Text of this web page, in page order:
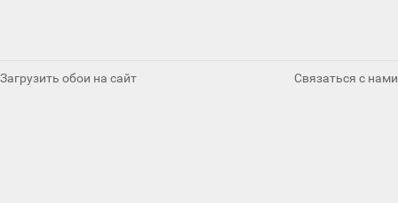
Загрузить обои на сайт Связаться с нами